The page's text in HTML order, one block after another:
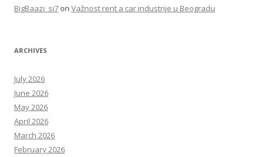
BigBaazi_si7 on Važnost rent a car industrije u Beogradu
ARCHIVES
July 2026
June 2026
May 2026
April 2026
March 2026
February 2026